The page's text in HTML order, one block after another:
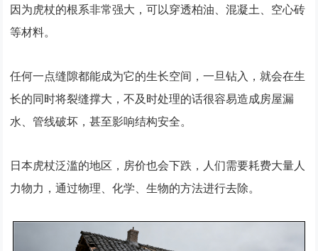
因为虎杖的根系非常强大，可以穿透柏油、混凝土、空心砖
等材料。
任何一点缝隙都能成为它的生长空间，一旦钻入，就会在生
长的同时将裂缝撑大，不及时处理的话很容易造成房屋漏
水、管线破坏，甚至影响结构安全。
日本虎杖泛滥的地区，房价也会下跌，人们需要耗费大量人
力物力，通过物理、化学、生物的方法进行去除。